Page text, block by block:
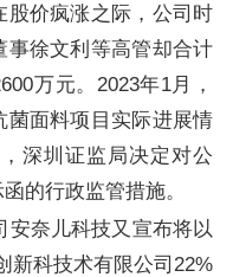
股价疯涨之际，公司时
事徐文利等高管却合计
万元。2023年1月，
菌面料项目实际进展情
深圳证监局决定对公
的行政监管措施。
安奈儿科技又宣布将以
新科技术有限公司22%